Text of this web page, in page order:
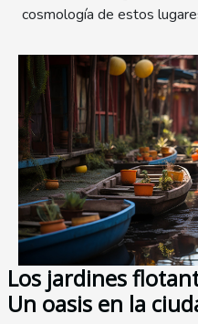
cosmología de estos
Los jardines
Un oasis en la